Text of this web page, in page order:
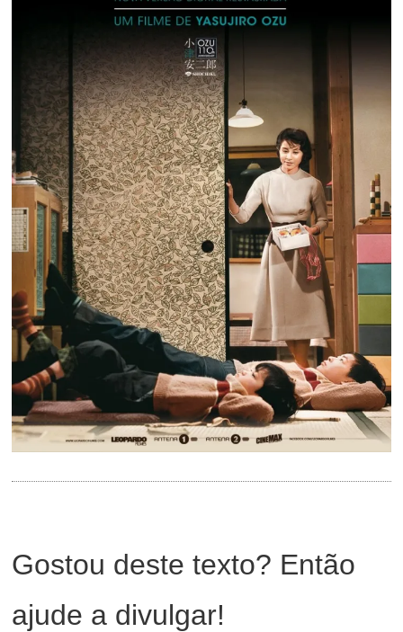
Gostou deste texto? Então
ajude a divulgar!